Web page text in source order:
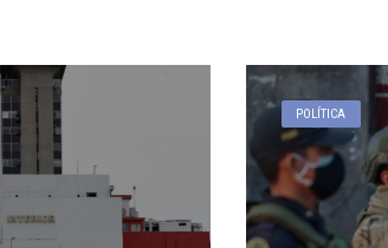
POLÍTICA